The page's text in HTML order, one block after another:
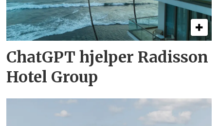
ChatGPT hjelper Radisson
Hotel Group